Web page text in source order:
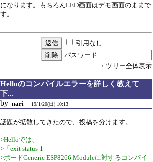
になります。もちろんLED画面はデモ画面のままで
す。
引用なし
パスワード
・ツリー全体表示
Helloのコンパイルエラーを詳しく教えて
下...
by nari 19/1/20(日) 10:13
話題が拡散してきたので、投稿を分けます。
>Helloでは、
>「exit status 1
>ボードGeneric ESP8266 Moduleに対するコンパイ